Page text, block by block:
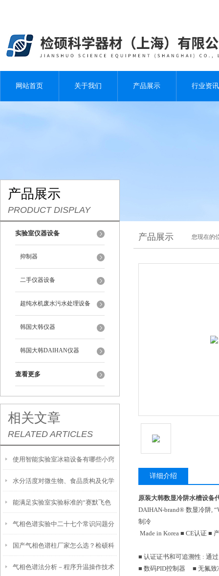
网站首页 关于我们 产品展示 行业资讯
产品展示
PRODUCT DISPLAY
实验室仪器设备
抑制器
二手仪器设备
超纯水机废水污水处理设备
韩国大韩仪器
韩国大韩DAIHAN仪器
查看更多
相关文章
RELATED ARTICLES
使用智能实验室冰箱设备有哪些小窍
门？
水分活度对微生物、食品质构及化学
反应的影响
能满足实验室实验标准的“赛默飞色
谱柱”
气相色谱实验中二十七个常识问题分
析
国产气相色谱柱厂家怎么选？检硕科
学性价比高 + 售后*指南
气相色谱法分析－程序升温操作技术
产品展示 您现在的
详细介绍
原装大韩数显冷阱水槽设备
DAIHAN-brand® 数显冷阱,
制冷
Made in Korea ■ CE认证 ■
■ 认证证书和可追溯性 : 通
■ 数码PID控制器 ■ 无氟